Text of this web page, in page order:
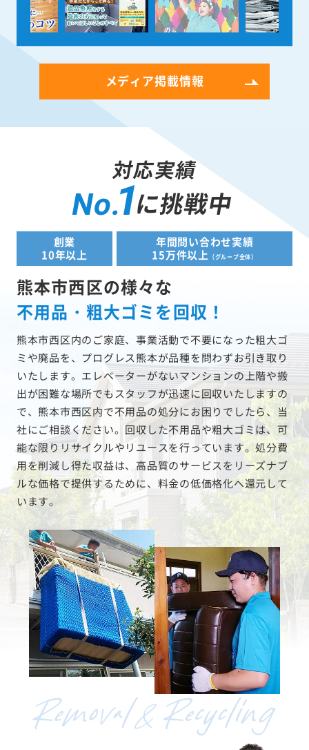
メディア掲載情報
対応実績
No.1に挑戦中
創業
10年以上
年間問い合わせ実績
15万件以上
（グループ全体）
熊本市西区の様々な
不用品・粗大ゴミを回収！
熊本市西区内のご家庭、事業活動で不要になった粗大ゴ
ミや廃品を、プログレス熊本が品種を問わずお引き取り
いたします。エレベーターがないマンションの上階や搬
出が困難な場所でもスタッフが迅速に回収いたしますの
で、熊本市西区内で不用品の処分にお困りでしたら、当
社にご相談ください。回収した不用品や粗大ゴミは、可
能な限りリサイクルやリユースを行っています。処分費
用を削減し得た収益は、高品質のサービスをリーズナブ
ルな価格で提供するために、料金の低価格化へ還元して
います。